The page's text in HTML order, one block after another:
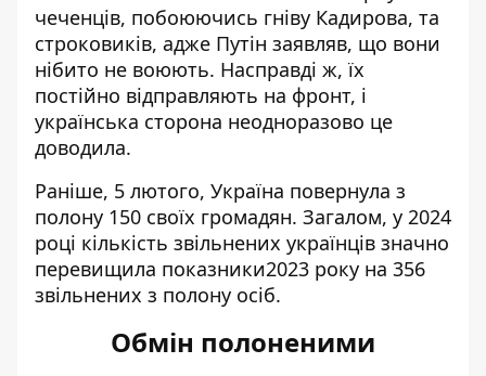
чеченців, побоюючись гніву Кадирова, та
строковиків, адже Путін заявляв, що вони
нібито не воюють. Насправді ж, їх
постійно відправляють на фронт, і
українська сторона неодноразово це
доводила.
Раніше, 5 лютого, Україна повернула з
полону 150 своїх громадян. Загалом, у 2024
році кількість звільнених українців значно
перевищила показники2023 року на 356
звільнених з полону осіб.
Обмін полоненими